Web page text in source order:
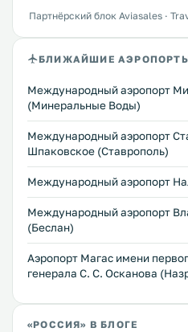
Партнёрский блок Aviasales ·
БЛИЖАЙШИЕ
Международный аэропорт
(Минеральные Воды)
Международный аэропорт
Шпаковское (Ставрополь)
Международный аэропорт
Международный аэропорт
(Беслан)
Аэропорт Магас имени
генерала С. С. Осканова
«РОССИЯ» В БЛОГЕ